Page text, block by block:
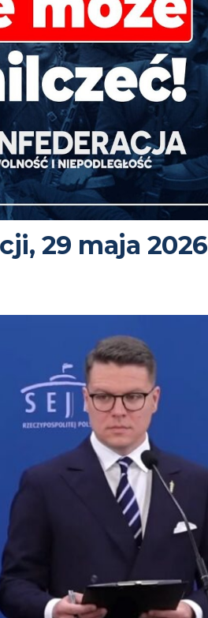
29 maja 2026